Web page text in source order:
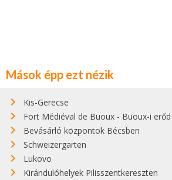
Mások épp ezt nézik
Kis-Gerecse
Fort Médiéval de Buoux - Buoux-i erőd
Bevásárló központok Bécsben
Schweizergarten
Lukovo
Kirándulóhelyek Pilisszentkereszten